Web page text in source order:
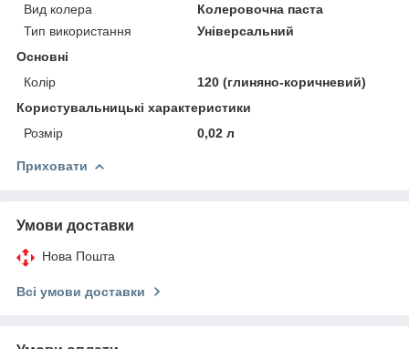
Вид колера
Колеровочна паста
Тип використання
Універсальний
Основні
Колір
120 (глиняно-коричневий)
Користувальницькі характеристики
Розмір
0,02 л
Приховати
Умови доставки
Нова Пошта
Всі умови доставки